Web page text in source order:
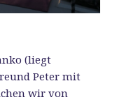
(liegt
Peter mit
wir von